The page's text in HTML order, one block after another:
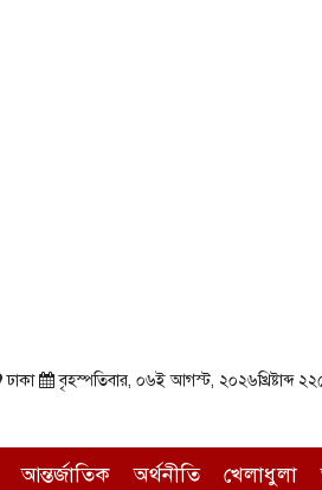
ঢাকা বৃহস্পতিবার, ০৬ই আগস্ট, ২০২৬খ্রিষ্টাব্দ
আন্তর্জাতিক অর্থনীতি খেলাধুলা